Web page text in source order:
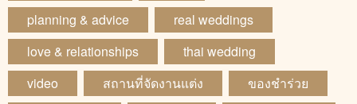
planning & advice
real weddings
love & relationships
thai wedding
video
สถานที่จัดงานแต่ง
ของชำร่วย